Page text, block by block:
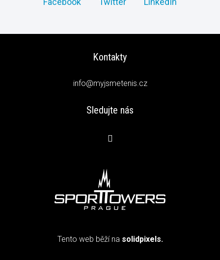
Kontakty
info@myjsmetenis.cz
Sledujte nás
Tento web běží na solidpixels.